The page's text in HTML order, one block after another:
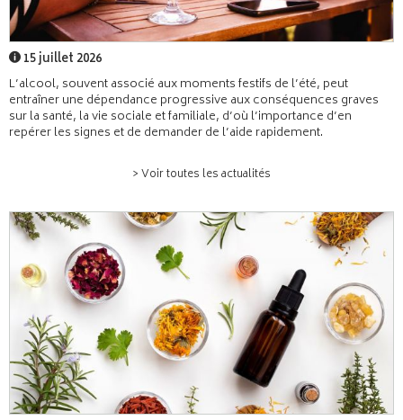
15 juillet 2026
L’alcool, souvent associé aux moments festifs de l’été, peut
entraîner une dépendance progressive aux conséquences graves
sur la santé, la vie sociale et familiale, d’où l’importance d’en
repérer les signes et de demander de l’aide rapidement.
> Voir toutes les actualités